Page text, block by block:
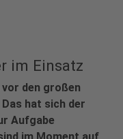
im Einsatz
den großen
hat sich der
Aufgabe